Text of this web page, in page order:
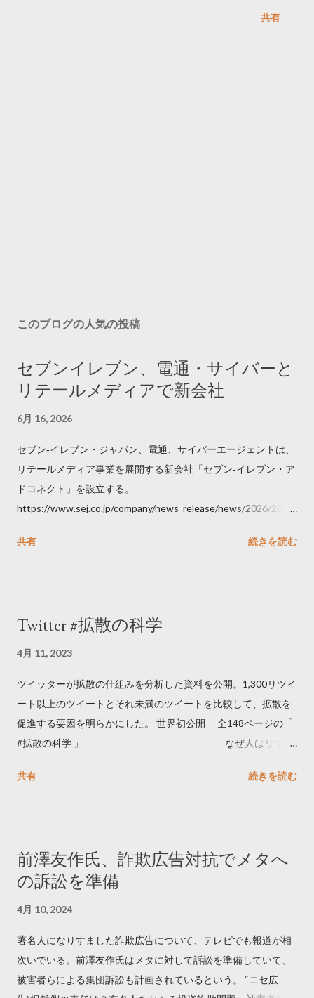
共有
このブログの人気の投稿
セブンイレブン、電通・サイバーと
リテールメディアで新会社
6月 16, 2026
セブン‐イレブン・ジャパン、電通、サイバーエージェントは、
リテールメディア事業を展開する新会社「セブン‐イレブン・ア
ドコネクト」を設立する。
https://www.sej.co.jp/company/news_release/news/2026/2026
共有
続きを読む
Twitter #拡散の科学
4月 11, 2023
ツイッターが拡散の仕組みを分析した資料を公開。1,300リツイ
ート以上のツイートとそれ未満のツイートを比較して、拡散を
促進する要因を明らかにした。 世界初公開 全148ページの「
#拡散の科学 」 ￣￣￣￣￣￣￣￣￣￣￣￣￣￣ なぜ人はリツイ
学しました。 ー バズの目安は1300リツイート ー 人は16の熱量
トするのか？ https://marketing.twitter.com/ja/insights/kakusan
共有 続きを読む
前澤友作氏、詐欺広告対抗でメタへ
の訴訟を準備
4月 10, 2024
著名人になりすました詐欺広告について、テレビでも報道が相
次いでいる。前澤友作氏はメタに対して訴訟を準備していて、
被害者らによる集団訴訟も計画されているという。 “ニセ広